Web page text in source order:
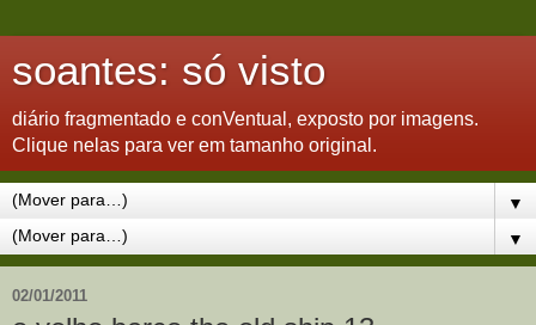
soantes: só visto
diário fragmentado e conVentual, exposto por imagens.
Clique nelas para ver em tamanho original.
▼
▼
02/01/2011